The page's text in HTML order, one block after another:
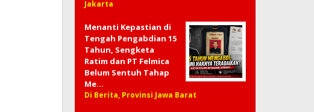
Jakarta
Menanti Kepastian di
Tengah Pengabdian 15
Tahun, Sengketa
Ratim dan PT Felmica
Belum Sentuh Tahap
Me…
Di Berita, Provinsi Jawa Barat